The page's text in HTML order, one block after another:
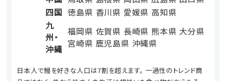
四国 徳島県 香川県 愛媛県 高知県
九
州・
沖縄
福岡県 佐賀県 長崎県 熊本県 大分県
宮崎県 鹿児島県 沖縄県
日本人で鰻を好きな人口は7割を超えます。 一過性のトレンド商